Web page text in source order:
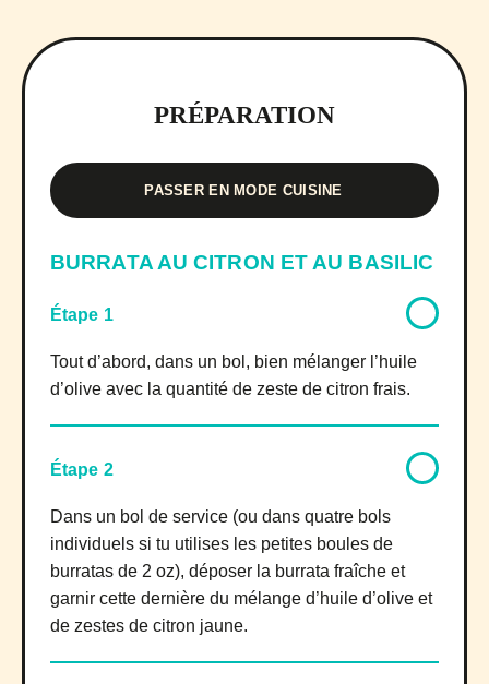
PRÉPARATION
PASSER EN MODE CUISINE
BURRATA AU CITRON ET AU BASILIC
Étape 1
Tout d’abord, dans un bol, bien mélanger l’huile
d’olive avec la quantité de zeste de citron frais.
Étape 2
Dans un bol de service (ou dans quatre bols
individuels si tu utilises les petites boules de
burratas de 2 oz), déposer la burrata fraîche et
garnir cette dernière du mélange d’huile d’olive et
de zestes de citron jaune.